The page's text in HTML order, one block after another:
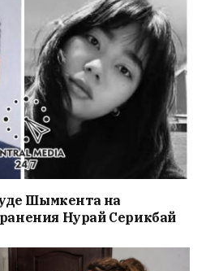
Шымкента на
Нурай Серикбай